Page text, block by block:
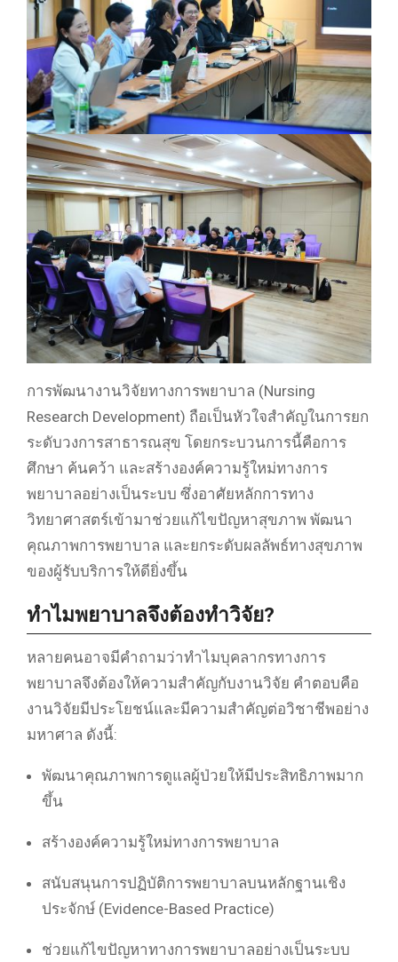
การพัฒนางานวิจัยทางการพยาบาล (Nursing
Research Development) ถือเป็นหัวใจสำคัญในการยก
ระดับวงการสาธารณสุข โดยกระบวนการนี้คือการ
ศึกษา ค้นคว้า และสร้างองค์ความรู้ใหม่ทางการ
พยาบาลอย่างเป็นระบบ ซึ่งอาศัยหลักการทาง
วิทยาศาสตร์เข้ามาช่วยแก้ไขปัญหาสุขภาพ พัฒนา
คุณภาพการพยาบาล และยกระดับผลลัพธ์ทางสุขภาพ
ของผู้รับบริการให้ดียิ่งขึ้น
ทำไมพยาบาลจึงต้องทำวิจัย?
หลายคนอาจมีคำถามว่าทำไมบุคลากรทางการ
พยาบาลจึงต้องให้ความสำคัญกับงานวิจัย คำตอบคือ
งานวิจัยมีประโยชน์และมีความสำคัญต่อวิชาชีพอย่าง
มหาศาล ดังนี้:
พัฒนาคุณภาพการดูแลผู้ป่วยให้มีประสิทธิภาพมาก
ขึ้น
สร้างองค์ความรู้ใหม่ทางการพยาบาล
สนับสนุนการปฏิบัติการพยาบาลบนหลักฐานเชิง
ประจักษ์ (Evidence-Based Practice)
ช่วยแก้ไขปัญหาทางการพยาบาลอย่างเป็นระบบ